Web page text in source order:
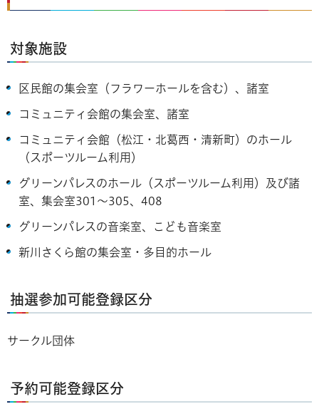
対象施設
区民館の集会室（フラワーホールを含む）、諸室
コミュニティ会館の集会室、諸室
コミュニティ会館（松江・北葛西・清新町）のホール
（スポーツルーム利用）
グリーンパレスのホール（スポーツルーム利用）及び諸
室、集会室301～305、408
グリーンパレスの音楽室、こども音楽室
新川さくら館の集会室・多目的ホール
抽選参加可能登録区分
サークル団体
予約可能登録区分